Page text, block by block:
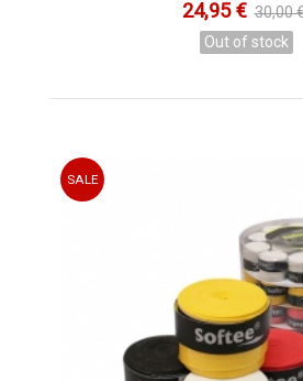
24,95 € 30,00
Out of stock
SALE